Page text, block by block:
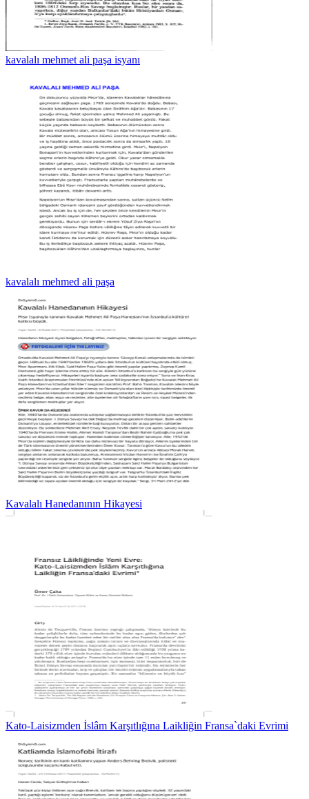
kavalalı mehmet ali paşa isyanı
kavalalı mehmed ali paşa
Kavalalı Hanedanının Hikayesi
Kato-Laisizmden İslâm Karşıtlığına Laikliğin Fransa`daki Evrimi